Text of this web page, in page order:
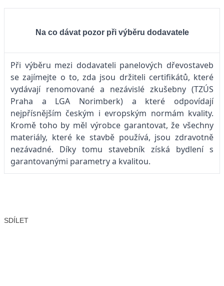
Na co dávat pozor při výběru dodavatele
Při výběru mezi dodavateli panelových dřevostaveb
se zajímejte o to, zda jsou držiteli certifikátů, které
vydávají renomované a nezávislé zkušebny (TZÚS
Praha a LGA Norimberk) a které odpovídají
nejpřísnějším českým i evropským normám kvality.
Kromě toho by měl výrobce garantovat, že všechny
materiály, které ke stavbě používá, jsou zdravotně
nezávadné. Díky tomu stavebník získá bydlení s
garantovanými parametry a kvalitou.
SDÍLET